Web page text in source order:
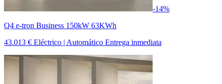
-14%
Q4 e-tron Business 150kW 63KWh
43.013 € Eléctrico | Automático Entrega inmediata